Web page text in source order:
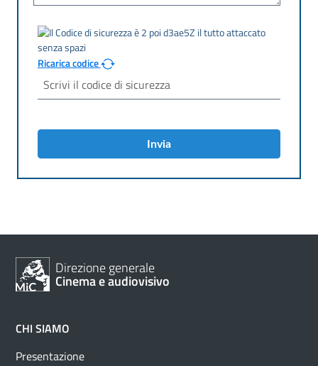
Ricarica codice
Invia
Direzione generale
Cinema e audiovisivo
CHI SIAMO
Presentazione